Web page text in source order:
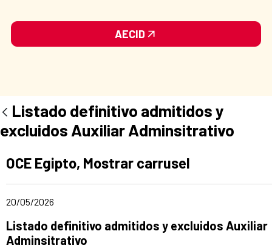
AECID
Listado definitivo admitidos y
excluidos Auxiliar Adminsitrativo
Ad section:
OCE Egipto, Mostrar carrusel
Date of publication of the news item
20/05/2026
Title of the announcement:
Listado definitivo admitidos y excluidos Auxiliar
Adminsitrativo